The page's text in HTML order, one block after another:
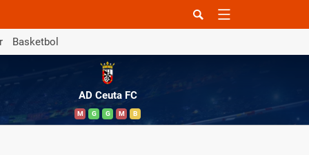
Basketbol
AD Ceuta FC
M G G M B